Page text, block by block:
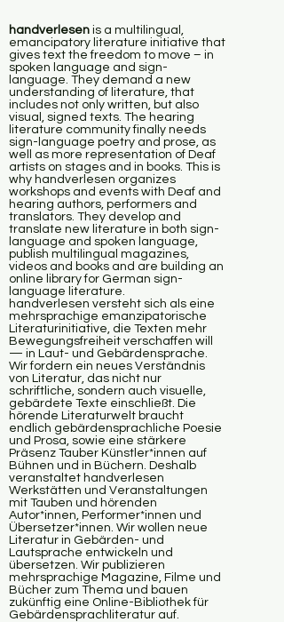
handverlesen is a multilingual,
emancipatory literature initiative that
gives text the freedom to move – in
spoken language and sign-
language. They demand a new
understanding of literature, that
includes not only written, but also
visual, signed texts. The hearing
literature community finally needs
sign-language poetry and prose, as
well as more representation of Deaf
artists on stages and in books. This is
why handverlesen organizes
workshops and events with Deaf and
hearing authors, performers and
translators. They develop and
translate new literature in both sign-
language and spoken language,
publish multilingual magazines,
videos and books and are building an
online library for German sign-
language literature.
handverlesen versteht sich als eine
mehrsprachige emanzipatorische
Literaturinitiative, die Texten mehr
Bewegungsfreiheit verschaffen will
— in Laut- und Gebärdensprache.
Wir fordern ein neues Verständnis
von Literatur, das nicht nur
schriftliche, sondern auch visuelle,
gebärdete Texte einschließt. Die
hörende Literaturwelt braucht
endlich gebärdensprachliche Poesie
und Prosa, sowie eine stärkere
Präsenz Tauber Künstler*innen auf
Bühnen und in Büchern. Deshalb
veranstaltet handverlesen
Werkstätten und Veranstaltungen
mit Tauben und hörenden
Autor*innen, Performer*innen und
Übersetzer*innen. Wir wollen neue
Literatur in Gebärden- und
Lautsprache entwickeln und
übersetzen. Wir publizieren
mehrsprachige Magazine, Filme und
Bücher zum Thema und bauen
zukünftig eine Online-Bibliothek für
Gebärdensprachliteratur auf.